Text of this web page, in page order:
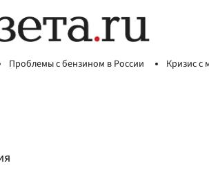
Проблемы с бензином в России Кризис с